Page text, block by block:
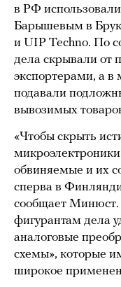
в РФ
Барышевым в
и UIP Techno. По
дела скрывали от
экспортерами, а в
подавали
вывозимых
«Чтобы скрыть
обвиняемые и их
сперва в
сообщает Минюст.
фигурантам дела
аналоговые
схемы», которые
широкое